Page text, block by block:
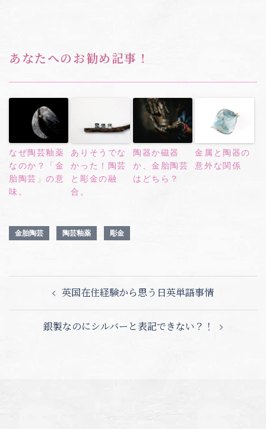
あなたへのお勧め記事！
なぜ陶芸釉薬
なのか？「金
胎陶芸」の意
味。
ありそうでな
かった！陶芸
と彫金の融
合。
陶器か磁器
か、金胎陶芸
はどちら？
金属と陶器の
意外な関係
金胎陶芸 陶芸釉薬 彫金
稿
英国在住経験から思う日英単語事情
銀製なのにシルバーと表記できない？！